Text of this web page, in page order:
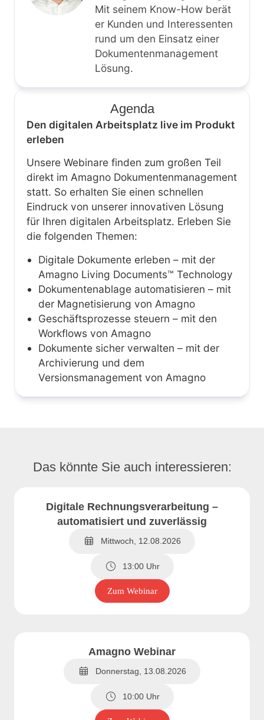
Mit seinem Know-How berät
er Kunden und Interessenten
rund um den Einsatz einer
Dokumentenmanagement
Lösung.
Agenda
Den digitalen Arbeitsplatz live im Produkt
erleben
Unsere Webinare finden zum großen Teil
direkt im Amagno Dokumentenmanagement
statt. So erhalten Sie einen schnellen
Eindruck von unserer innovativen Lösung
für Ihren digitalen Arbeitsplatz. Erleben Sie
die folgenden Themen:
Digitale Dokumente erleben – mit der
Amagno Living Documents™ Technology
Dokumentenablage automatisieren – mit
der Magnetisierung von Amagno
Geschäftsprozesse steuern – mit den
Workflows von Amagno
Dokumente sicher verwalten – mit der
Archivierung und dem
Versionsmanagement von Amagno
Das könnte Sie auch interessieren:
Digitale Rechnungsverarbeitung –
automatisiert und zuverlässig
Mittwoch, 12.08.2026
13:00 Uhr
Zum Webinar
Amagno Webinar
Donnerstag, 13.08.2026
10:00 Uhr